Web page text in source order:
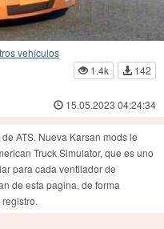
vehículos
1.4k
142
15.05.2023 04:24:34
ATS. Nueva Karsan mods le
Truck Simulator, que es uno
para cada ventilador de
de esta pagina, de forma